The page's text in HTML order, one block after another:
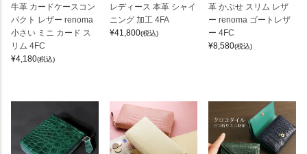
牛革 カードケースコン
パクト レザー renoma
小さい ミニ カード ス
リム 4FC
¥4,180(税込)
レディース 本革 シャイ
ニング 加工 4FA
¥41,800(税込)
革 かぶせ スリム レザ
ー renoma ゴートレザ
ー 4FC
¥8,580(税込)